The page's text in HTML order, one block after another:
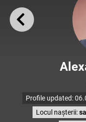
Profile updated:
Locul nașterii: